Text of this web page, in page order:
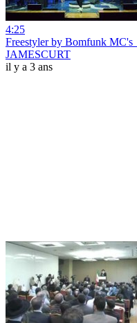
4:25
Freestyler by Bomfunk
JAMESCURT
il y a 3 ans